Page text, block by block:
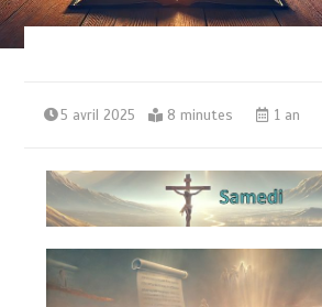
5 avril 2025 8 minutes 1 an